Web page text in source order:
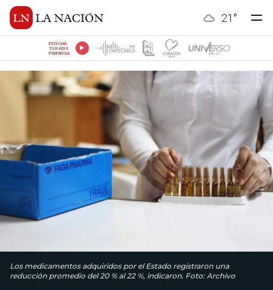
21 °
ESCUCHÁ
TU RADIO
PREFERIDA
Los medicamentos adquiridos por el Estado registraron una
reducción promedio del 20 % al 22 %, indicaron. Foto: Archivo